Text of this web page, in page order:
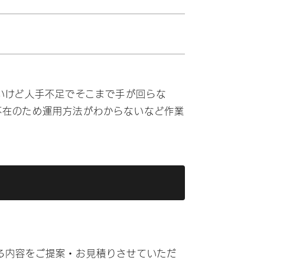
けど人手不足でそこまで手が回らな
のため運用方法がわからないなど作業
容をご提案・お見積りさせていただ